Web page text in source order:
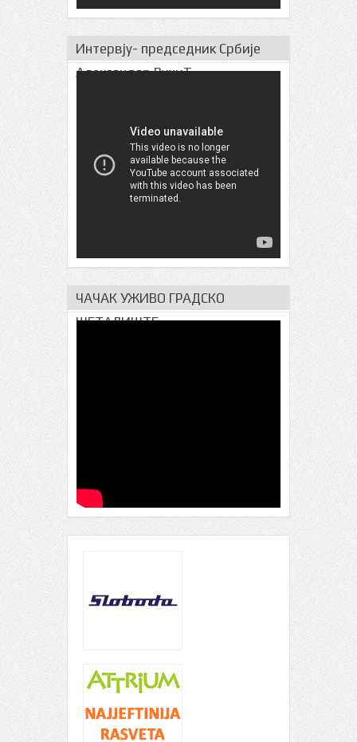
Интервју- председник Србије
Александар ВучиЋ
ЧАЧАК УЖИВО ГРАДСКО
ШЕТАЛИШТЕ